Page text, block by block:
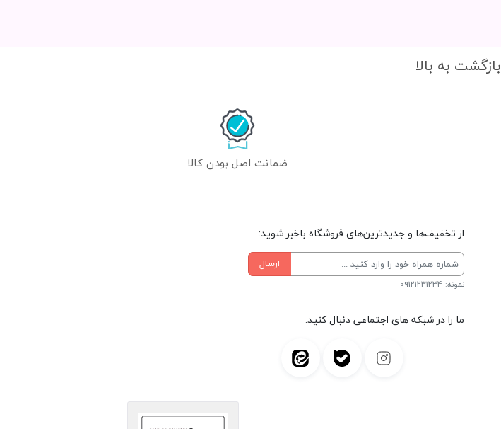
بازگشت به بالا
ضمانت اصل بودن کالا
از تخفیف‌ها و جدیدترین‌های فروشگاه باخبر شوید:
ارسال
نمونه: 09121231234
ما را در شبکه های اجتماعی دنبال کنید.